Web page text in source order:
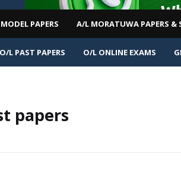
PAPERS A/L MORATUWA PAPERS &
O/L PAST PAPERS O/L ONLINE EXAMS
papers